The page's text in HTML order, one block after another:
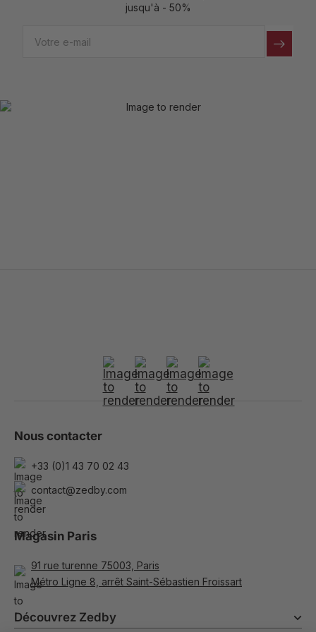
jusqu'à - 50%
Nous contacter
+33 (0)1 43 70 02 43
contact@zedby.com
Magasin Paris
91 rue turenne 75003, Paris
Métro Ligne 8, arrêt Saint-Sébastien Froissart
Découvrez Zedby